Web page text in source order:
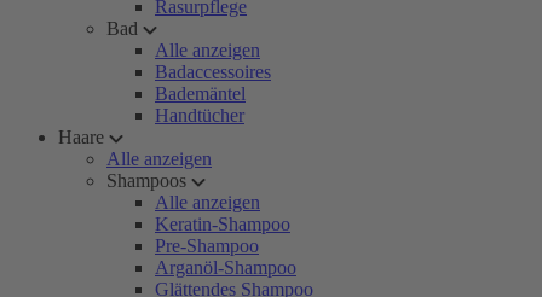
Rasurpflege
Bad
Alle anzeigen
Badaccessoires
Bademäntel
Handtücher
Haare
Alle anzeigen
Shampoos
Alle anzeigen
Keratin-Shampoo
Pre-Shampoo
Arganöl-Shampoo
Glättendes Shampoo